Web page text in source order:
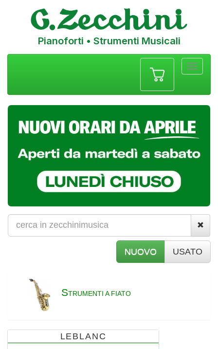
Pianoforti • Strumenti Musicali
NUOVO USATO
STRUMENTI A FIATO
LEBLANC